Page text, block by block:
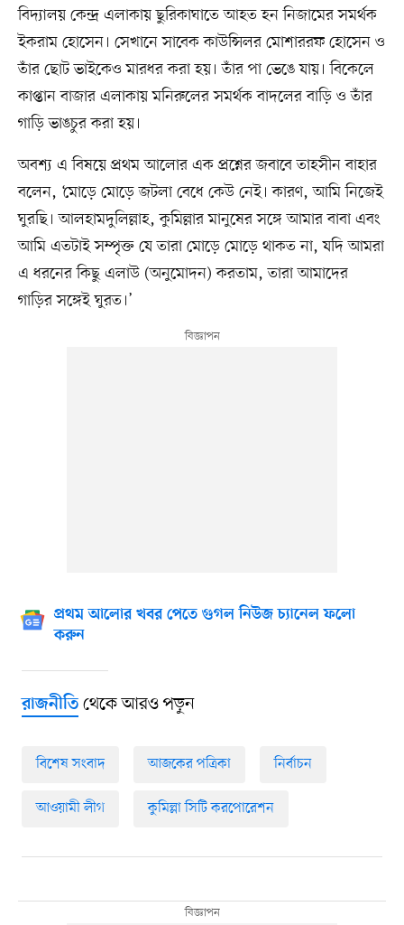
বিদ্যালয় কেন্দ্র এলাকায় ছুরিকাঘাতে আহত হন নিজামের সমর্থক
ইকরাম হোসেন। সেখানে সাবেক কাউন্সিলর মোশাররফ হোসেন ও
তাঁর ছোট ভাইকেও মারধর করা হয়। তাঁর পা ভেঙে যায়। বিকেলে
কাপ্তান বাজার এলাকায় মনিরুলের সমর্থক বাদলের বাড়ি ও তাঁর
গাড়ি ভাঙচুর করা হয়।
অবশ্য এ বিষয়ে প্রথম আলোর এক প্রশ্নের জবাবে তাহসীন বাহার
বলেন, ‘মোড়ে মোড়ে জটলা বেধে কেউ নেই। কারণ, আমি নিজেই
ঘুরছি। আলহামদুলিল্লাহ, কুমিল্লার মানুষের সঙ্গে আমার বাবা এবং
আমি এতটাই সম্পৃক্ত যে তারা মোড়ে মোড়ে থাকত না, যদি আমরা
এ ধরনের কিছু এলাউ (অনুমোদন) করতাম, তারা আমাদের
গাড়ির সঙ্গেই ঘুরত।’
প্রথম আলোর খবর পেতে গুগল নিউজ চ্যানেল ফলো
করুন
রাজনীতিথেকে আরও পড়ুন
বিশেষ সংবাদ আজকের পত্রিকা নির্বাচন
আওয়ামী লীগ কুমিল্লা সিটি করপোরেশন